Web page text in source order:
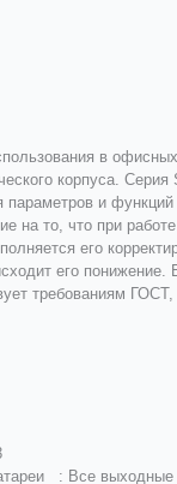
в
корпуса.
параметров и
то, что при
его
его
требованиям
: Все